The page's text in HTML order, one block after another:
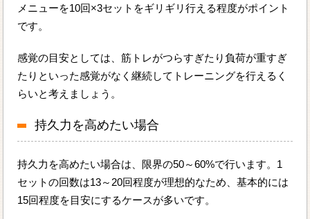
メニューを10回×3セットをギリギリ行える程度がポイント
です。
感覚の目安としては、筋トレがつらすぎたり負荷が重すぎ
たりといった感覚がなく継続してトレーニングを行えるく
らいと考えましょう。
持久力を高めたい場合
持久力を高めたい場合は、限界の50～60%で行います。1
セットの回数は13～20回程度が理想的なため、基本的には
15回程度を目安にするケースが多いです。